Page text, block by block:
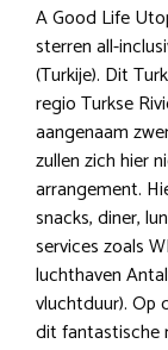
A Good Life
sterren all-
(Turkije). Dit
regio Turkse
aangenaam
zullen zich hier
arrangement.
snacks, diner,
services zoals
luchthaven
vluchtduur). Op
dit fantastische